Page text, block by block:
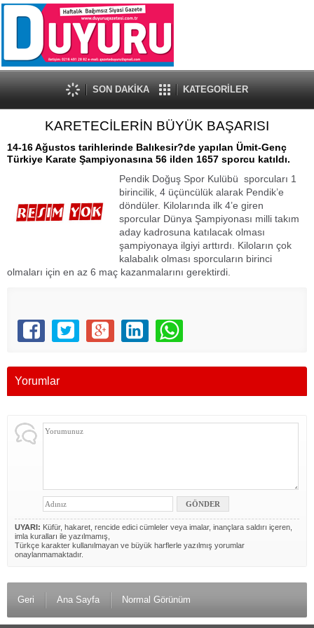
SON DAKİKA KATEGORİLER
KARETECİLERİN BÜYÜK BAŞARISI
14-16 Ağustos tarihlerinde Balıkesir?de yapılan Ümit-Genç
Türkiye Karate Şampiyonasına 56 ilden 1657 sporcu katıldı.
Pendik Doğuş Spor Kulübü sporcuları 1
birincilik, 4 üçüncülük alarak Pendik’e
döndüler. Kilolarında ilk 4’e giren
sporcular Dünya Şampiyonası milli takım
aday kadrosuna katılacak olması
şampiyonaya ilgiyi arttırdı. Kiloların çok
kalabalık olması sporcuların birinci
olmaları için en az 6 maç kazanmalarını gerektirdi.
Yorumlar
UYARI: Küfür, hakaret, rencide edici cümleler veya imalar, inançlara saldırı içeren,
imla kuralları ile yazılmamış,
Türkçe karakter kullanılmayan ve büyük harflerle yazılmış yorumlar
onaylanmamaktadır.
Geri Ana Sayfa Normal Görünüm